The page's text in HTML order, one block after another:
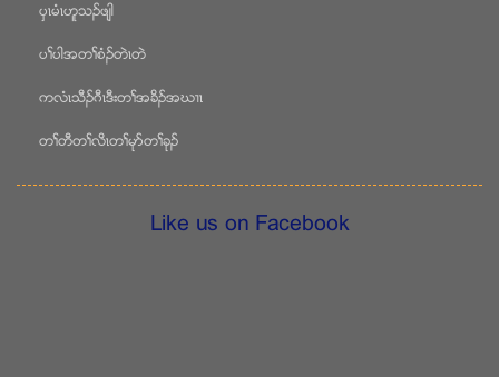
ပွၚမံၚဟူသဥဖ်ါ
ပႈပါအတႈစံဥတဲၚတဲ
ကလံၚသီဥဂီၚဒီးတႈအခိဥအဃ႕ၚ
တႈတီတႈလိၚတႈမုဏတႈခုဥ
Like us on Facebook